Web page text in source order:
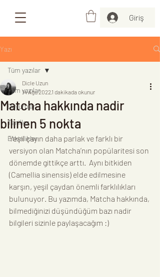
Giriş
Yazı
Tüm yazılar
Duyurular
Tarifler
Etkinlikler
Tüm yazılar
Matcha hakkında nadir
bilinen 5 nokta
Dicle Uzun
14 Ağu 20221 dakikada okunur
Yeşil çayın daha parlak ve farklı bir
versiyon olan Matcha’nın popülaritesi son
dönemde gittikçe arttı.  Aynı bitkiden
(Camellia sinensis) elde edilmesine
karşın, yeşil çaydan önemli farklılıkları
bulunuyor. Bu yazımda, Matcha hakkında,
bilmediğinizi düşündüğüm bazı nadir
bilgileri sizinle paylaşacağım :)